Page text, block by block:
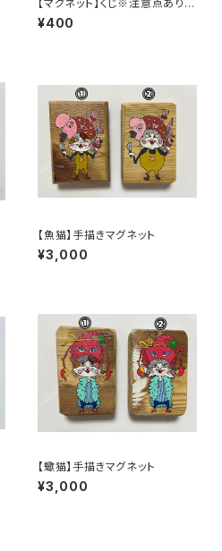
【マグネット】くじ※注意点あり。
説明をご確認ください
¥400
【魚猫】手描きマグネット
¥3,000
【蠍猫】手描きマグネット
¥3,000